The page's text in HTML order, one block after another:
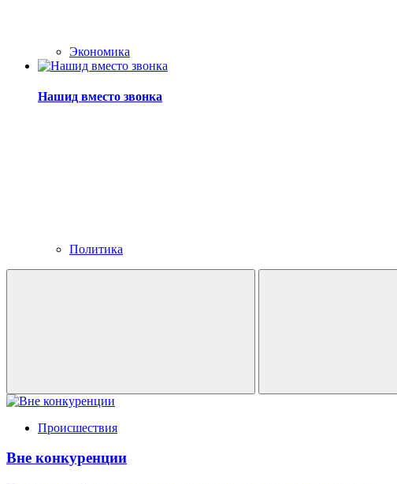
Экономика
Нашид вместо звонка
Политика
Происшествия
Вне конкуренции